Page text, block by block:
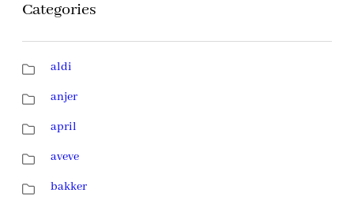
Categories
aldi
anjer
april
aveve
bakker